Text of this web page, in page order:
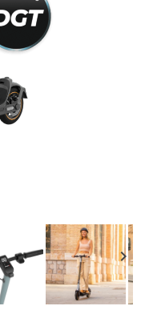
